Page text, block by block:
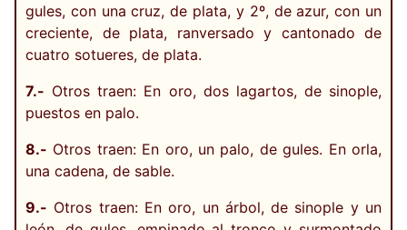
gules, con una cruz, de plata, y 2º, de azur, con un
creciente, de plata, ranversado y cantonado de
cuatro sotueres, de plata.
7.- Otros traen: En oro, dos lagartos, de sinople,
puestos en palo.
8.- Otros traen: En oro, un palo, de gules. En orla,
una cadena, de sable.
9.- Otros traen: En oro, un árbol, de sinople y un